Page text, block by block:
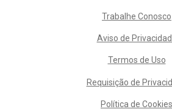
Trabalhe Conosco
Aviso de
Termos de Uso
Requisição de
Política de Cookies